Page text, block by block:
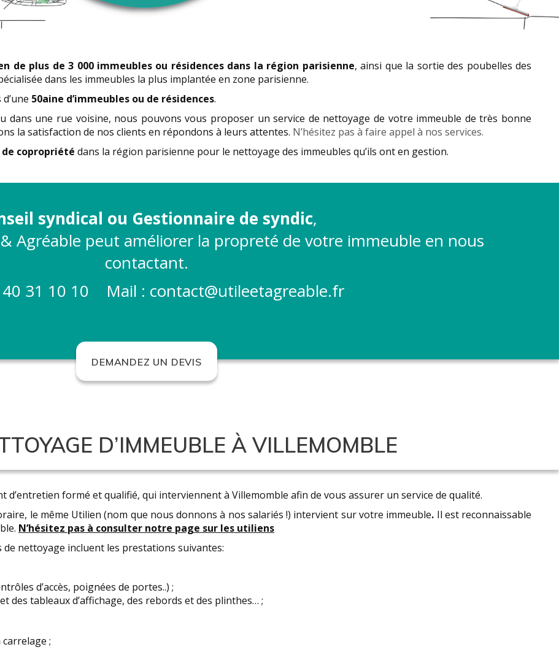
de plus de 3 000 immeubles ou résidences dans la région parisienne, ainsi que la sortie des poubelles des
dans les immeubles la plus implantée en zone parisienne.
50aine d’immeubles ou de résidences.
dans une rue voisine, nous pouvons vous proposer un service de nettoyage de votre immeuble de très bonne
la satisfaction de nos clients en répondons à leurs attentes. N’hésitez pas à faire appel à nos services.
copropriété dans la région parisienne pour le nettoyage des immeubles qu’ils ont en gestion.
syndical ou Gestionnaire de syndic,
Agréable peut améliorer la propreté de votre immeuble en nous
contactant.
31 10 10 Mail : contact@utileetagreable.fr
DEMANDEZ UN DEVIS
D’IMMEUBLE À VILLEMOMBLE
formé et qualifié, qui interviennent à Villemomble afin de vous assurer un service de qualité.
le même Utilien (nom que nous donnons à nos salariés !) intervient sur votre immeuble. Il est reconnaissable
N’hésitez pas à consulter notre page sur les utiliens
nettoyage incluent les prestations suivantes:
d’accès, poignées de portes..) ;
des tableaux d’affichage, des rebords et des plinthes… ;
;